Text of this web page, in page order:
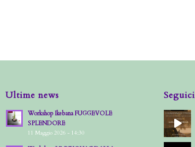
Ultime news
Workshop Ikebana FUGGEVOLE
SPLENDORE
11 Maggio 2026 - 14:30